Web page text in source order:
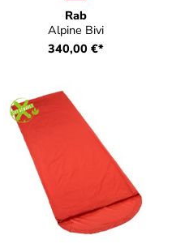
Rab
Alpine Bivi
340,00 €*